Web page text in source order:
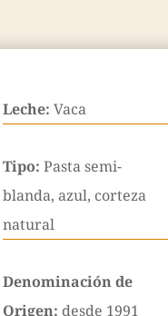
Leche: Vaca
Tipo: Pasta semi-
blanda, azul, corteza
natural
Denominación de
Origen: desde 1991